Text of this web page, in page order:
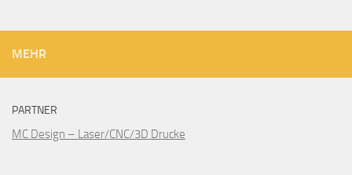
MEHR
PARTNER
MC Design – Laser/CNC/3D Drucke